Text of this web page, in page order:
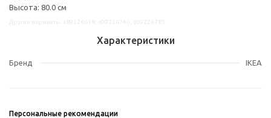
Высота: 80.0 см
Характеристики
Бренд IKEA
Персональные рекомендации